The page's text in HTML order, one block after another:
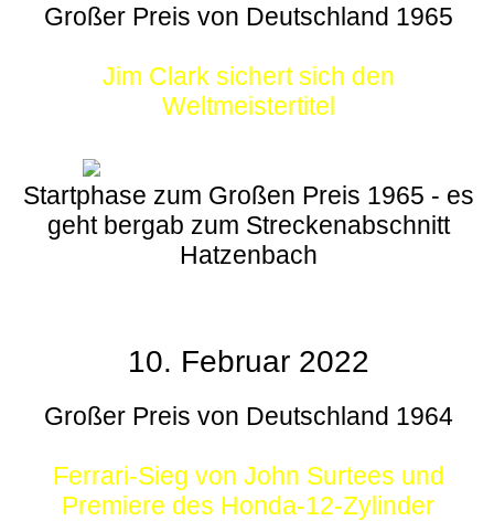
Großer Preis von Deutschland 1965
Jim Clark sichert sich den
Weltmeistertitel
Startphase zum Großen Preis 1965 - es
geht bergab zum Streckenabschnitt
Hatzenbach
10. Februar 2022
Großer Preis von Deutschland 1964
Ferrari-Sieg von John Surtees und
Premiere des Honda-12-Zylinder